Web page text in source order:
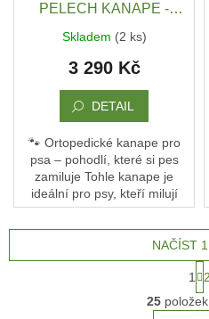
PELECH KANAPE -
TEXTILNÍ ZÁTĚŽOVÁ
LÁTKA - 142 x 90 x 10 -
HNĚDÁ / TMAVÁ
Skladem (2 ks)
3 290 Kč
DETAIL
🐾 Ortopedické kanape pro
psa – pohodlí, které si pes
zamiluje Tohle kanape je
ideální pro psy, kteří milují
pohodlí a oporu. Není to jen
pelech – je to jejich vlastní
O
v
NAČÍST
t
r
á
1
2
25